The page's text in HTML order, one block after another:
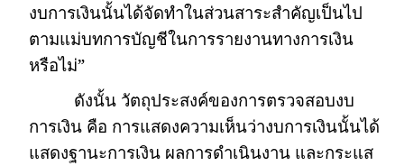
งบการเงินนั้นได้จัดทำในส่วนสาระสำคัญเป็นไป
ตามแม่บทการบัญชีในการรายงานทางการเงิน
หรือไม่”
ดังนั้น วัตถุประสงค์ของการตรวจสอบงบ
การเงิน คือ การแสดงความเห็นว่างบการเงินนั้นได้
แสดงฐานะการเงิน ผลการดำเนินงาน และกระแส